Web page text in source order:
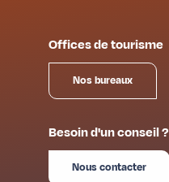
Offices de tourisme
Nos bureaux
Besoin d'un conseil ?
Nous contacter